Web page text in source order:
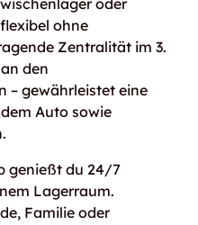
oder
ohne
Zentralität im 3.
den
– gewährleistet eine
Auto sowie
genießt du 24/7
Lagerraum.
Familie oder